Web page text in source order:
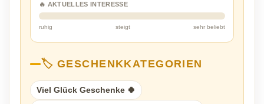
🔥 AKTUELLES INTERESSE
ruhig steigt sehr beliebt
🏷️ GESCHENKKATEGORIEN
Viel Glück Geschenke 🍀